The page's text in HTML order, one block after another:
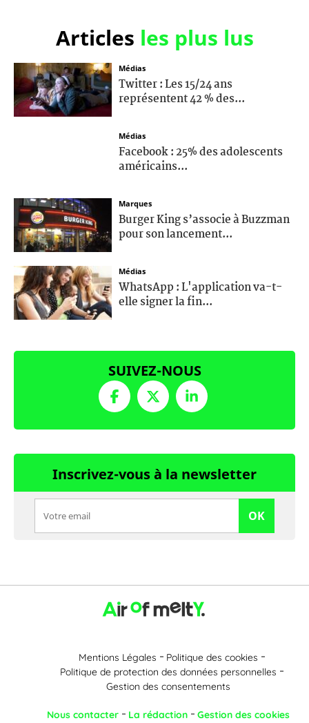
Articles les plus lus
Médias
Twitter : Les 15/24 ans
représentent 42 % des...
Médias
Facebook : 25% des adolescents
américains...
Marques
Burger King s’associe à Buzzman
pour son lancement...
Médias
WhatsApp : L'application va-t-
elle signer la fin...
SUIVEZ-NOUS
Inscrivez-vous à la newsletter
OK
Mentions Légales
Politique des cookies
Politique de protection des données personnelles
Gestion des consentements
Nous contacter La rédaction Gestion des cookies